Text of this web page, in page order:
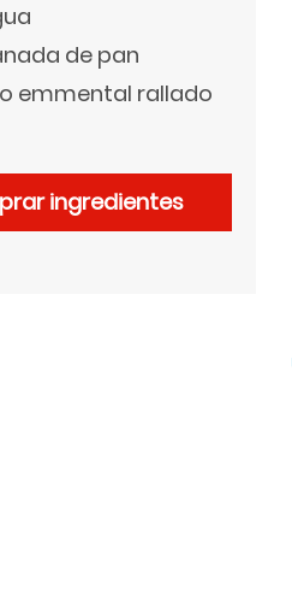
de pan
emmental rallado
ingredientes